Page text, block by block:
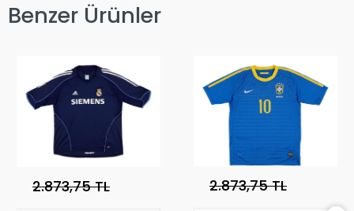
Benzer Ürünler
2.873,75 TL 2.873,75 TL